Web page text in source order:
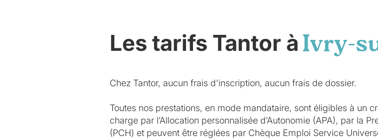
Les tarifs Tantor à Ivry-
Chez Tantor, aucun frais d'inscription, aucun frais de dossier.
Toutes nos prestations, en mode mandataire, sont éligibles à un
charge par l’Allocation personnalisée d’Autonomie (APA), par la
(PCH) et peuvent être réglées par Chèque Emploi Service